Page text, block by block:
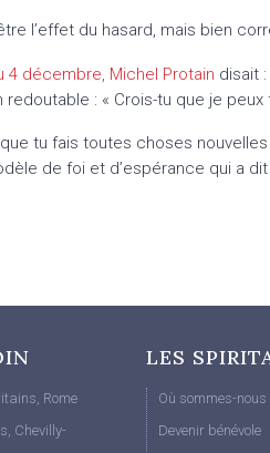
l’effet du hasard, mais bien
4 décembre, Michel Protain disait
: « Crois-tu que je peux
tu fais toutes choses
de foi et d’espérance qui a
Rome
Chevilly-
LES
Où sommes-nous
Devenir bénévole